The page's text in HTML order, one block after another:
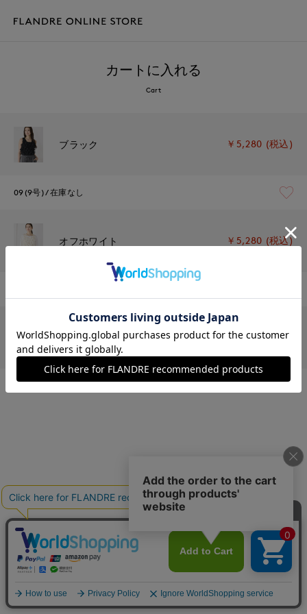
カートに入れる
Cart
ブラック ￥5,280 (税込)
09(9号) 在庫なし
オフホワイト ￥5,280 (税込)
ベージュ ￥5,280 (税込)